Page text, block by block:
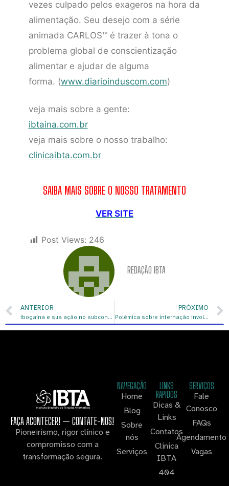
vezes culpado pelos exageros na hora da
alimentação. Seu desejo com a série
animada CARLOS™ é trazer à tona o
problema global de conscientização
alimentar e ajudar de alguma
forma. (www.diarioinduscom.com)
veja mais sobre a gente:
ibtaina.com.br
veja mais sobre o nosso trabalho:
clinicaibta.com.br
SAIBA MAIS SOBRE O NOSSO TRATAMENTO
VER SITE
Post Views: 246
REDAÇÃO IBTA
ANTERIOR
ibogaína e sua ação no subconsciente pela neurociência
PRÓXIMO
Polêmica sobre internação involuntária ou compulsória
FAÇA ACONTECER! — CONTATE-NOS!
Pioneirismo, rigor clínico e
compromisso com a
transformação segura.
NAVEGAÇÃO
Home
Blog
Sobre
nós
Serviços
LINKS
RAPIDOS
Dicas &
Links
Contatos
Clinica
IBTA
404
SERVIÇOS
Fale
Conosco
FAQs
Agendamento
Vagas